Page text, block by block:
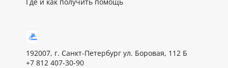
192007, г. Санкт-Петербург ул. Боровая, 112 Б
+7 812 407-30-90